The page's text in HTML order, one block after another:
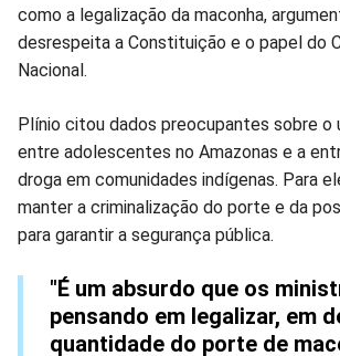
como a legalização da maconha,
desrespeita a Constituição e o papel do
Nacional.
Plínio citou dados preocupantes sobre o
entre adolescentes no Amazonas e a
droga em comunidades indígenas. Para
manter a criminalização do porte e da
para garantir a segurança pública.
"É um absurdo que os
pensando em legalizar, em
quantidade do porte de